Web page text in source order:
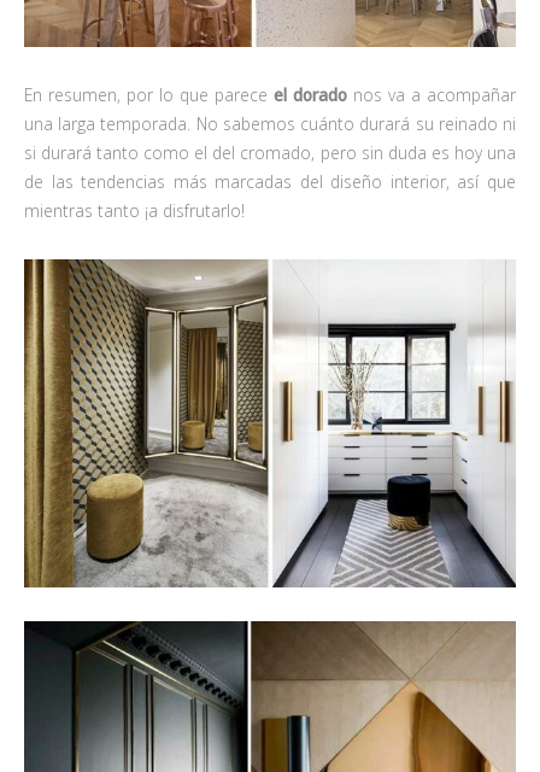
En resumen, por lo que parece el dorado nos va a acompañar
una larga temporada. No sabemos cuánto durará su reinado ni
si durará tanto como el del cromado, pero sin duda es hoy una
de las tendencias más marcadas del diseño interior, así que
mientras tanto ¡a disfrutarlo!